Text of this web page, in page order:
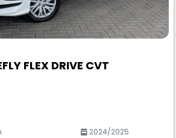
FLEX DRIVE CVT
2024/2025